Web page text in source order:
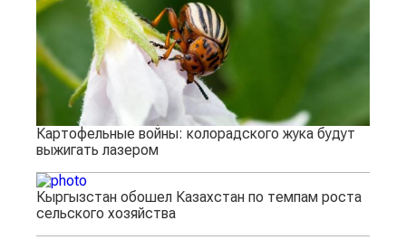
Картофельные войны: колорадского жука будут
выжигать лазером
Кыргызстан обошел Казахстан по темпам роста
сельского хозяйства